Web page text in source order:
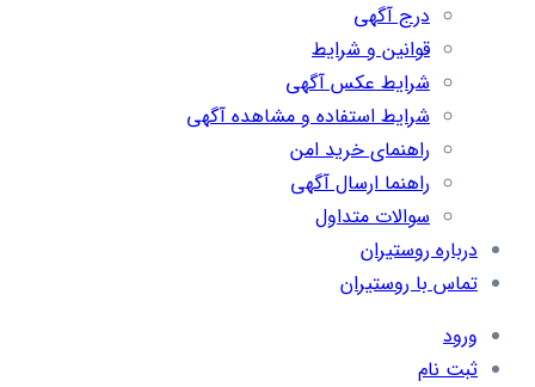
درج آگهی
قوانین و شرایط
شرایط عکس آگهی
شرایط استفاده و مشاهده آگهی
راهنمای خرید امن
راهنما ارسال آگهی
سوالات متداول
درباره روستیران
تماس با روستیران
ورود
ثبت نام